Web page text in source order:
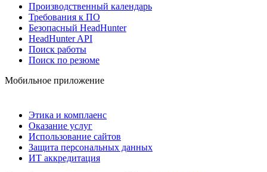
Производственный календарь
Требования к ПО
Безопасный HeadHunter
HeadHunter API
Поиск работы
Поиск по резюме
Мобильное приложение
Этика и комплаенс
Оказание услуг
Использование сайтов
Защита персональных данных
ИТ аккредитация